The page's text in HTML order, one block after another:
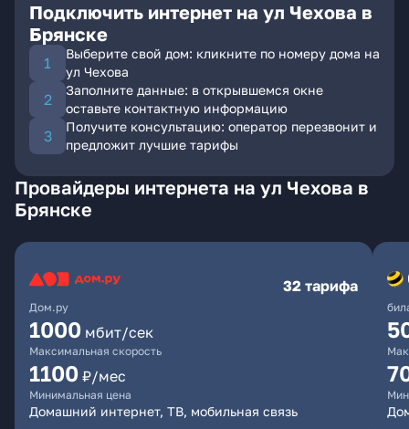
Подключить интернет на ул Чехова в
Брянске
Выберите свой дом: кликните по номеру дома на
ул Чехова
Заполните данные: в открывшемся окне
оставьте контактную информацию
Получите консультацию: оператор перезвонит и
предложит лучшие тарифы
Провайдеры интернета на ул Чехова в
Брянске
Дом.ру
32 тарифа
1000 мбит/сек
Максимальная скорость
1100 ₽/мес
Минимальная цена
Домашний интернет, ТВ, мобильная связь